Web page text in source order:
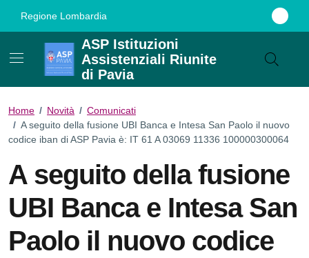
Regione Lombardia
ASP Istituzioni
Assistenziali Riunite
di Pavia
Home / Novità / Comunicati
/ A seguito della fusione UBI Banca e Intesa San Paolo il nuovo
codice iban di ASP Pavia è: IT 61 A 03069 11336 100000300064
A seguito della fusione
UBI Banca e Intesa San
Paolo il nuovo codice